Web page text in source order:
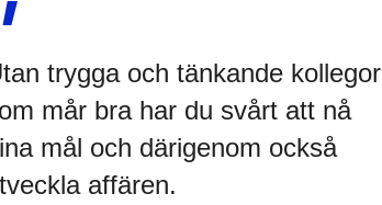
trygga och tänkande kollegor
mår bra har du svårt att nå
mål och därigenom också
affären.